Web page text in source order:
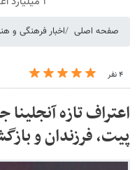
صفحه اصلی اخبار فرهنگی و
۴ نفر
اعتراف تازه
پیت، فرزندان و